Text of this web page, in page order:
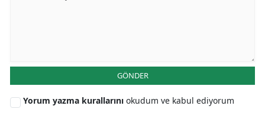
GÖNDER
Yorum yazma kurallarını okudum ve kabul ediyorum